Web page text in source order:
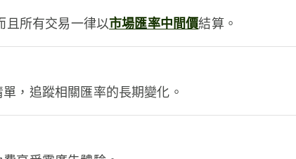
且所有交易一律以市場匯率中間價結算。
，追蹤相關匯率的長期變化。